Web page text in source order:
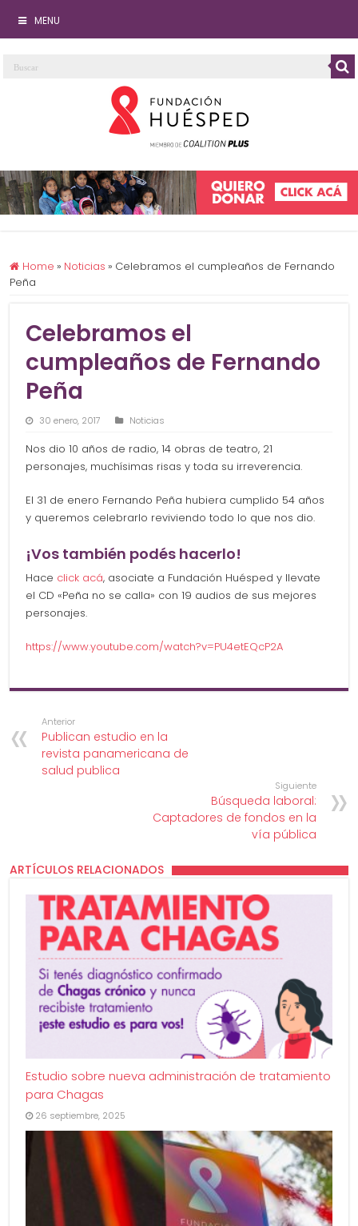
MENU
Home » Noticias » Celebramos el cumpleaños de Fernando
Peña
Celebramos el
cumpleaños de Fernando
Peña
30 enero, 2017 Noticias
Nos dio 10 años de radio, 14 obras de teatro, 21
personajes, muchísimas risas y toda su irreverencia.
El 31 de enero Fernando Peña hubiera cumplido 54 años
y queremos celebrarlo reviviendo todo lo que nos dio.
¡Vos también podés hacerlo!
Hace click acá, asociate a Fundación Huésped y llevate
el CD «Peña no se calla» con 19 audios de sus mejores
personajes.
https://www.youtube.com/watch?v=PU4etEQcP2A
Anterior
Publican estudio en la
revista panamericana de
salud publica
Siguiente
Búsqueda laboral:
Captadores de fondos en la
vía pública
ARTÍCULOS RELACIONADOS
Estudio sobre nueva administración de tratamiento
para Chagas
26 septiembre, 2025